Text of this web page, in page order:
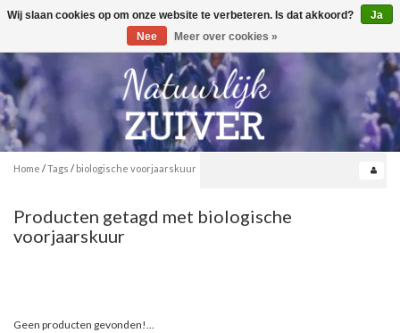
Toggle
0
Home /Tags / biologische voorjaarskuur
Producten getagd met biologische
voorjaarskuur
Geen producten gevonden!...
Wij slaan cookies op om onze website te verbeteren. Is dat akkoord?
Ja
Nee
Meer over cookies »